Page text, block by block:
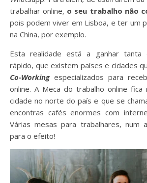
trabalhar online, o seu trabalho não
pois podem viver em Lisboa, e ter um
na China, por exemplo.
Esta realidade está a ganhar tanta
rápido, que existem países e cidades
Co-Workingespecializados para
online. A Meca do trabalho online fica
cidade no norte do país e que se
encontras cafés enormes com
Várias mesas para trabalhares, num
para o efeito!